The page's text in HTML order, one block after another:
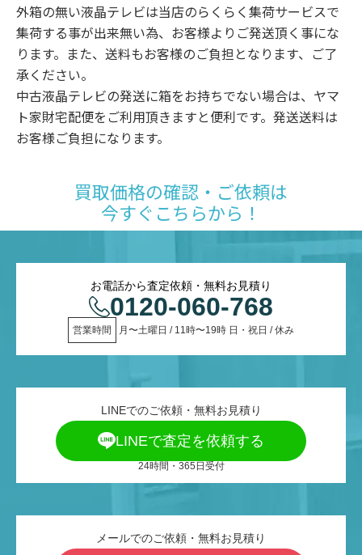
外箱の無い液晶テレビは当店のらくらく集荷サービスで
集荷する事が出来無い為、お客様よりご発送頂く事にな
ります。また、送料もお客様のご負担となります、ご了
承ください。
中古液晶テレビの発送に箱をお持ちでない場合は、ヤマ
ト家財宅配便をご利用頂きますと便利です。発送送料は
お客様ご負担になります。
買取価格の確認・ご依頼は
今すぐこちらから！
お電話から査定依頼・無料お見積り
0120-060-768
営業時間 月〜土曜日 / 11時〜19時 日・祝日 / 休み
LINEでのご依頼・無料お見積り
LINEで査定を依頼する
24時間・365日受付
メールでのご依頼・無料お見積り